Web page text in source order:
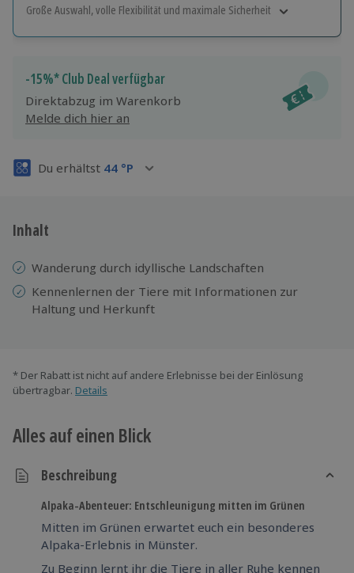
Große Auswahl, volle Flexibilität und maximale Sicherheit
Jeder Gutschein für alle Erlebnisse einlösbar.
Maximale Sicherheit
3 Jahre gültig & verlängerbar.
-15%* Club Deal verfügbar
Direktabzug im Warenkorb
Melde dich hier an
Du erhältst 44 °P
Inhalt
Wanderung durch idyllische Landschaften
Kennenlernen der Tiere mit Informationen zur
Haltung und Herkunft
* Der Rabatt ist nicht auf andere Erlebnisse bei der Einlösung
übertragbar. Details
Alles auf einen Blick
Beschreibung
Alpaka-Abenteuer: Entschleunigung mitten im Grünen
Mitten im Grünen erwartet euch ein besonderes
Alpaka-Erlebnis in Münster.
Zu Beginn lernt ihr die Tiere in aller Ruhe kennen